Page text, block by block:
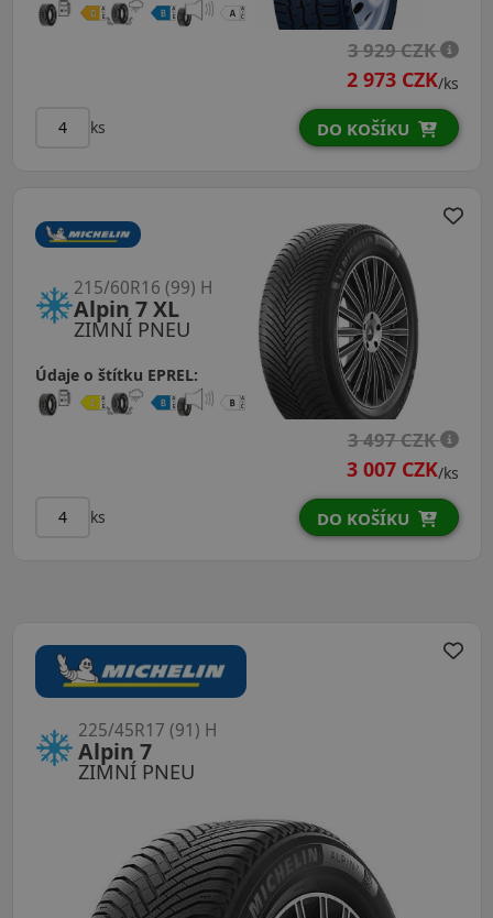
3 929 CZK
2 973 CZK/ks
ks DO KOŠÍKU
ZIMNÍ PNEU
Alpin 7 XL
215/60R16 (99) H
Údaje o štítku EPREL:
3 497 CZK
3 007 CZK/ks
ks DO KOŠÍKU
ZIMNÍ PNEU
Alpin 7
225/45R17 (91) H